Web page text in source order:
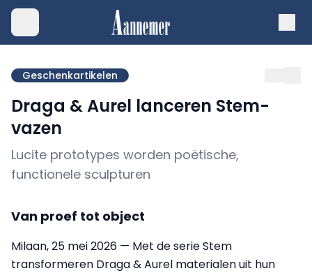
Geschenkartikelen
Draga & Aurel lanceren Stem-
vazen
Lucite prototypes worden poëtische,
functionele sculpturen
Van proef tot object
Milaan, 25 mei 2026 — Met de serie Stem
transformeren Draga & Aurel materialen uit hun